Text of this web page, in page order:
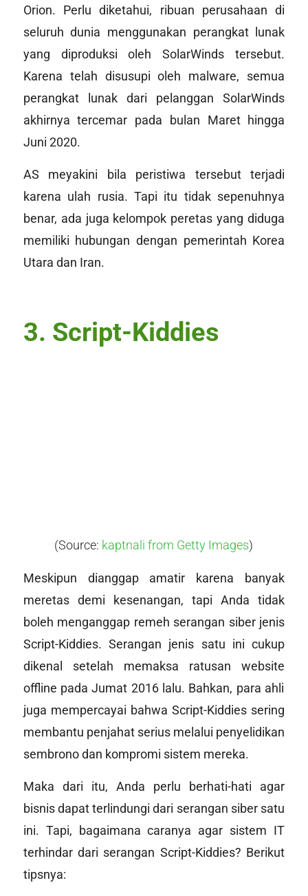
Orion. Perlu diketahui, ribuan perusahaan di
seluruh dunia menggunakan perangkat lunak
yang diproduksi oleh SolarWinds tersebut.
Karena telah disusupi oleh malware, semua
perangkat lunak dari pelanggan SolarWinds
akhirnya tercemar pada bulan Maret hingga
Juni 2020.
AS meyakini bila peristiwa tersebut terjadi
karena ulah rusia. Tapi itu tidak sepenuhnya
benar, ada juga kelompok peretas yang diduga
memiliki hubungan dengan pemerintah Korea
Utara dan Iran.
3. Script-Kiddies
(Source: kaptnali from Getty Images)
Meskipun dianggap amatir karena banyak
meretas demi kesenangan, tapi Anda tidak
boleh menganggap remeh serangan siber jenis
Script-Kiddies. Serangan jenis satu ini cukup
dikenal setelah memaksa ratusanwebsite
offline pada Jumat 2016 lalu. Bahkan, para ahli
juga mempercayai bahwa Script-Kiddies sering
membantu penjahat serius melalui penyelidikan
sembrono dan kompromi sistem mereka.
Maka dari itu, Anda perlu berhati-hati agar
bisnis dapat terlindungi dari serangan siber satu
ini. Tapi, bagaimana caranya agar sistem IT
terhindar dari serangan Script-Kiddies? Berikut
tipsnya: